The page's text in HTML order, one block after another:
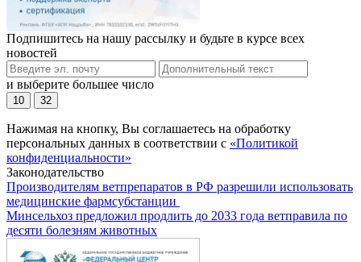
Подпишитесь на нашу рассылку и будьте в курсе всех
новостей
и выберите большее число
10 32
Нажимая на кнопку, Вы соглашаетесь на обработку
персональных данных в соответствии с «Политикой
конфиденциальности»
Законодательство
Производителям ветпрепаратов в РФ разрешили использовать
медицинские фармсубстанции
Минсельхоз предложил продлить до 2033 года ветправила по
десяти болезням животных